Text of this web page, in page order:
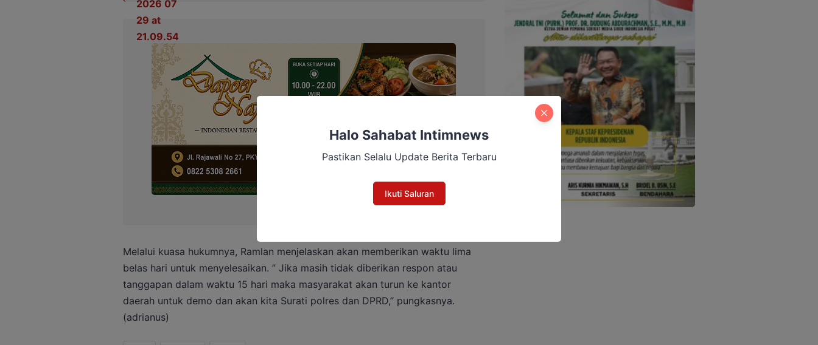
Melalui kuasa hukumnya, Ramlan menjelaskan akan memberikan waktu lima
belas hari untuk menyelesaikan. ” Jika masih tidak diberikan respon atau
tanggapan dalam waktu 15 hari maka masyarakat akan turun ke kantor
daerah untuk demo dan akan kita Surati polres dan DPRD,” pungkasnya.
(adrianus)
Halo Sahabat Intimnews
Pastikan Selalu Update Berita Terbaru
Ikuti Saluran